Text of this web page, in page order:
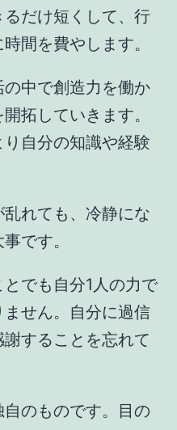
だけ短くして、行
間を費やします。
中で創造力を働か
拓していきます。
自分の知識や経験
れても、冷静にな
です。
でも自分1人の力で
せん。自分に過信
することを忘れて
のものです。目の